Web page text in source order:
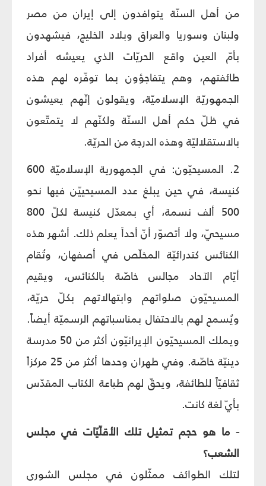
من أهل السنّة يتوافدون إلى إيران من مصر
ولبنان وسوريا والعراق وبلاد الخليج، فيشهدون
بأمّ العين واقع الحريّات الذي يعيشه أفراد
طائفتهم، وهم يتفاجؤون بما توفّره لهم هذه
الجمهوريّة الإسلاميّة، ويقولون إنّهم يعيشون
في ظلّ حكم أهل السنّة ولكنّهم لا يتمتّعون
بالاستقلاليّة وهذه الدرجة من الحريّة.
2. المسيحيّون: في الجمهورية الإسلاميّة 600
كنيسة، في حين يبلغ عدد المسيحييّن فيها نحو
500 ألف نسمة، أي بمعدّل كنيسة لكلّ 800
مسيحيّ، ولا أتصوّر أنّ أحداً يعلم ذلك. أشهر هذه
الكنائس كتدرائيّة المخلّص في أصفهان، وتُقام
أيّام الآحاد مجالس خاصّة بالكنائس، ويقيم
المسيحيّون صلواتهم وابتهالاتهم بكلّ حريّة،
ويُسمح لهم بالاحتفال بمناسباتهم الرسميّة أيضاً.
ويملك المسيحيّون الإيرانيّون أكثر من 50 مدرسة
دينيّة خاصّة. وفي طهران وحدها أكثر من 25 مركزاً
ثقافيّاً للطائفة، ويحقّ لهم طباعة الكتاب المقدّس
بأيّ لغة كانت.
- ما هو حجم تمثيل تلك الأقلّيّات في مجلس
الشعب؟
لتلك الطوائف ممثّلون في مجلس الشورى